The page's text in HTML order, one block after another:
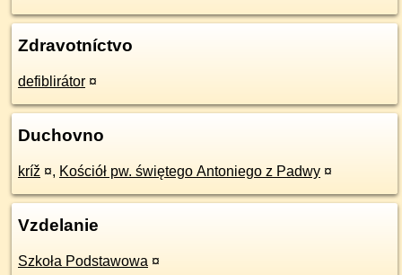
Zdravotníctvo
defiblirátor ¤
Duchovno
kríž ¤, Kościół pw. świętego Antoniego z Padwy ¤
Vzdelanie
Szkoła Podstawowa ¤